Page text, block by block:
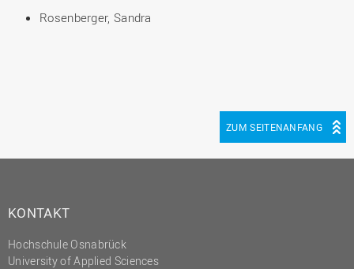
Rosenberger, Sandra
ZUM SEITENANFANG
KONTAKT
Hochschule Osnabrück
University of Applied Sciences